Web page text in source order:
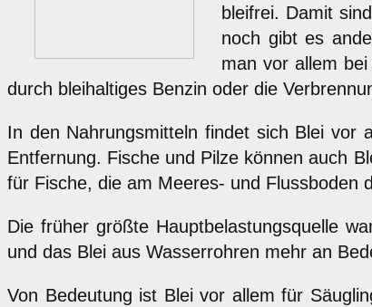
bleifrei. Damit
noch gibt es
man vor allem
durch bleihaltiges Benzin oder die
In den Nahrungsmitteln findet sich Blei vor
Entfernung. Fische und Pilze können auch
für Fische, die am Meeres- und Flussboden
Die früher größte Hauptbelastungsquelle
und das Blei aus Wasserrohren mehr an
Von Bedeutung ist Blei vor allem für